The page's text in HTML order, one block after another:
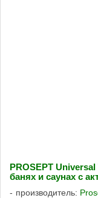
PROSEPT
банях и саунах с
производитель: